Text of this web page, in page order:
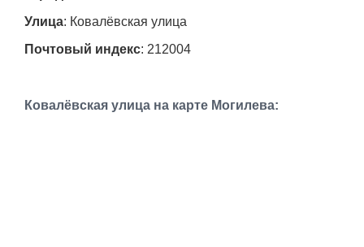
Афиша
Транспорт
Улица: Ковалёвская улица
Почтовый индекс: 212004
Ковалёвская улица на карте Могилева: